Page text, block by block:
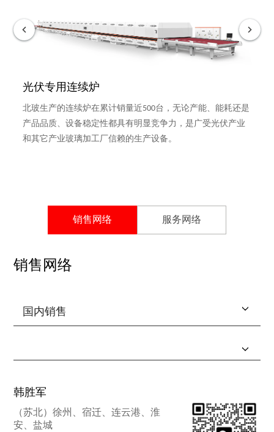
光伏专用连续炉
北玻生产的连续炉在累计销量近500台，无论产能、能耗还是
产品品质、设备稳定性都具有明显竞争力，是广受光伏产业
和其它产业玻璃加工厂信赖的生产设备。
销售网络 服务网络
销售网络
国内销售
韩胜军
（苏北）徐州、宿迁、连云港、淮
安、盐城